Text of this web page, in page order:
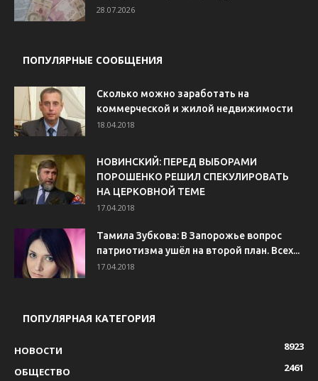
28.07.2026
ПОПУЛЯРНЫЕ СООБЩЕНИЯ
Сколько можно заработать на
коммерческой и жилой недвижимости
18.04.2018
НОВИНСКИЙ: ПЕРЕД ВЫБОРАМИ
ПОРОШЕНКО РЕШИЛ СПЕКУЛИРОВАТЬ
НА ЦЕРКОВНОЙ ТЕМЕ
17.04.2018
Тамила Зубкова: В Запорожье вопрос
патриотизма ушёл на второй план. Всех...
17.04.2018
ПОПУЛЯРНАЯ КАТЕГОРИЯ
НОВОСТИ
8923
ОБЩЕСТВО
2461